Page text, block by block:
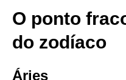
O ponto
do zodíaco
Áries